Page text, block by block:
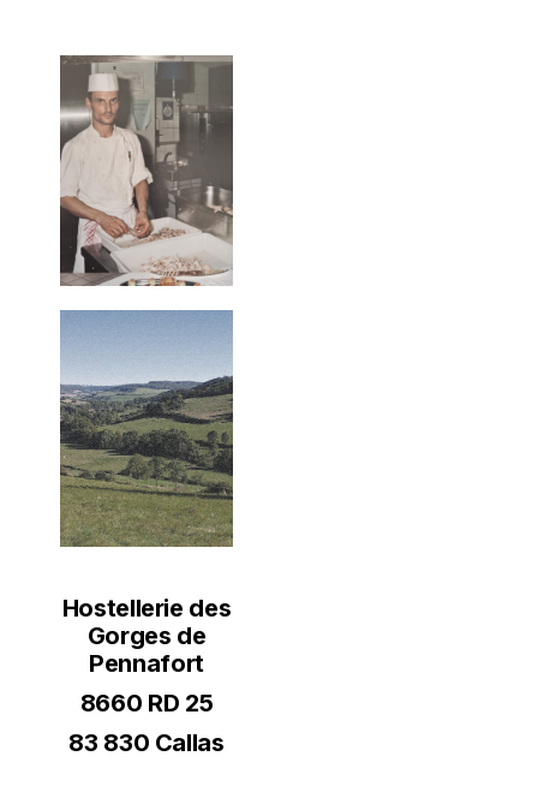
Hostellerie des
Gorges de
Pennafort
8660 RD 25
83 830 Callas